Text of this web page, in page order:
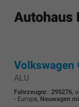
Volkswagen
ALU
Fahrzeugnr.: 295276,
- Europa, Neuwagen